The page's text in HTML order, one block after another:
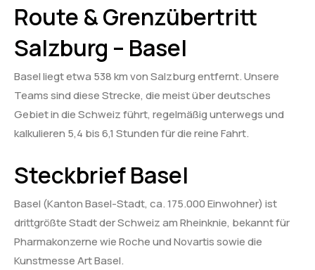
Route & Grenzübertritt
Salzburg – Basel
Basel liegt etwa 538 km von Salzburg entfernt. Unsere
Teams sind diese Strecke, die meist über deutsches
Gebiet in die Schweiz führt, regelmäßig unterwegs und
kalkulieren 5,4 bis 6,1 Stunden für die reine Fahrt.
Steckbrief Basel
Basel (Kanton Basel-Stadt, ca. 175.000 Einwohner) ist
drittgrößte Stadt der Schweiz am Rheinknie, bekannt für
Pharmakonzerne wie Roche und Novartis sowie die
Kunstmesse Art Basel.